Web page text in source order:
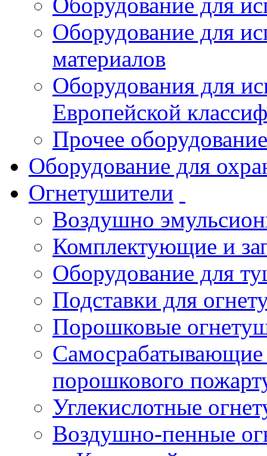
Оборудование для
материалов
Оборудования для
Европейской
Прочее оборудование
Оборудование для
Огнетушители
Воздушно
Комплектующие и
Оборудование для
Подставки для
Порошковые
порошкового
Углекислотные
Воздушно-пенные